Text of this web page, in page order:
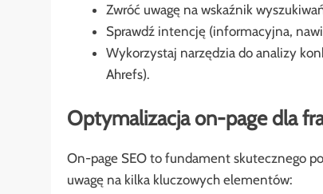
Zwróć uwagę na wskaźnik
Sprawdź intencję (informacyjna,
Wykorzystaj narzędzia do analizy
Ahrefs).
Optymalizacja on-page dla
On-page SEO to fundament skutecznego
uwagę na kilka kluczowych elementów: